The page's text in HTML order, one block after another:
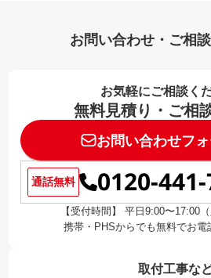
お問い合わせ・ご相
お気軽にご相談く
無料見積り・ご相
お問い合わせフ
通話無料 0120-
【受付時間】 平日9:00〜17:00
携帯・PHSからでも無料でお電
取付工事な